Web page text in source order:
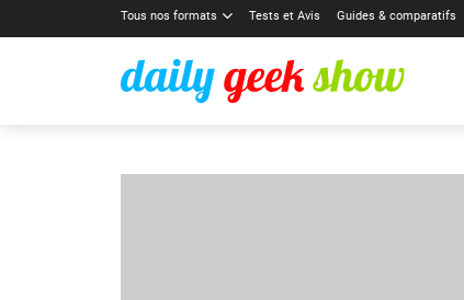
Tous nos formats Tests et Avis Guides & comparatifs